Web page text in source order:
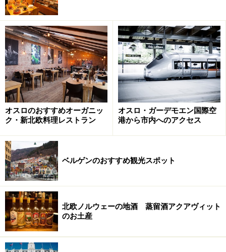
オスロ観光は
にしてみてください。
第2の規模の町ベルゲン
フロイエン山の頂上から眺めるベルゲン市内とフィヨルド
首都オスロよりも多くの日本人観光客が訪れる、フィヨ
ルド観光でも有名な人口約26万人の小さく美しい都市が
ベルゲンです。
ユネスコの世界文化遺産に登録されている木造家屋群ブ
リッゲン、魚市場、ケーブルカーに乗って町を見渡すこ
とができるフロイエン山の頂上など、観光に目白押しの
スポットが中心地に集中しています。
オスロのおすすめオーガニッ
ク・新北欧料理レストラン
オスロ・ガーデモエン国際空
港から市内へのアクセス
ベルゲンのおすすめ観光スポット
北欧ノルウェーの地酒 蒸留酒アクアヴィット
のお土産